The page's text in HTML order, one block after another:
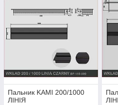
Пальник KAMI 200/1000
ЛІНІЯ